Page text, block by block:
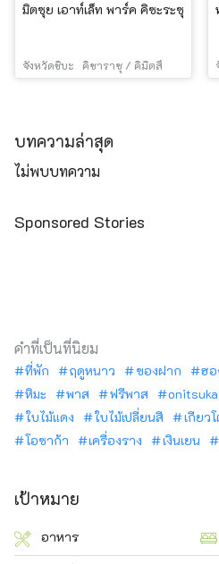
มิตซุย เอาท์เล็ท พาร์ค คิซะระซุ
จังหวัดชิบะ คิซาราซุ / คิมิตสึ
บทความล่าสุด
ไม่พบบทความ
Sponsored Stories
คำที่เป็นที่นิยม
ที่พัก ฤดูหนาว ของฝาก ฮอ
หิมะ
พาส ฟรีพาส
ใบไม้แดง
ใบไม้เปลี่ยนสี เกียว
โอซาก้า
เครื่องราง เงินเยน
เป้าหมาย
อาหาร